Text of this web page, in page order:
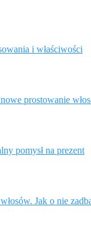
i właściwości
prostowanie
pomysł na prezent
Jak o nie